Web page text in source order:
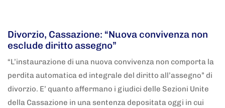
Divorzio, Cassazione: “Nuova convivenza non
esclude diritto assegno”
“L’instaurazione di una nuova convivenza non comporta la
perdita automatica ed integrale del diritto all’assegno” di
divorzio. E’ quanto affermano i giudici delle Sezioni Unite
della Cassazione in una sentenza depositata oggi in cui